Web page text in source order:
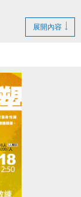
開視窗)
展開內容